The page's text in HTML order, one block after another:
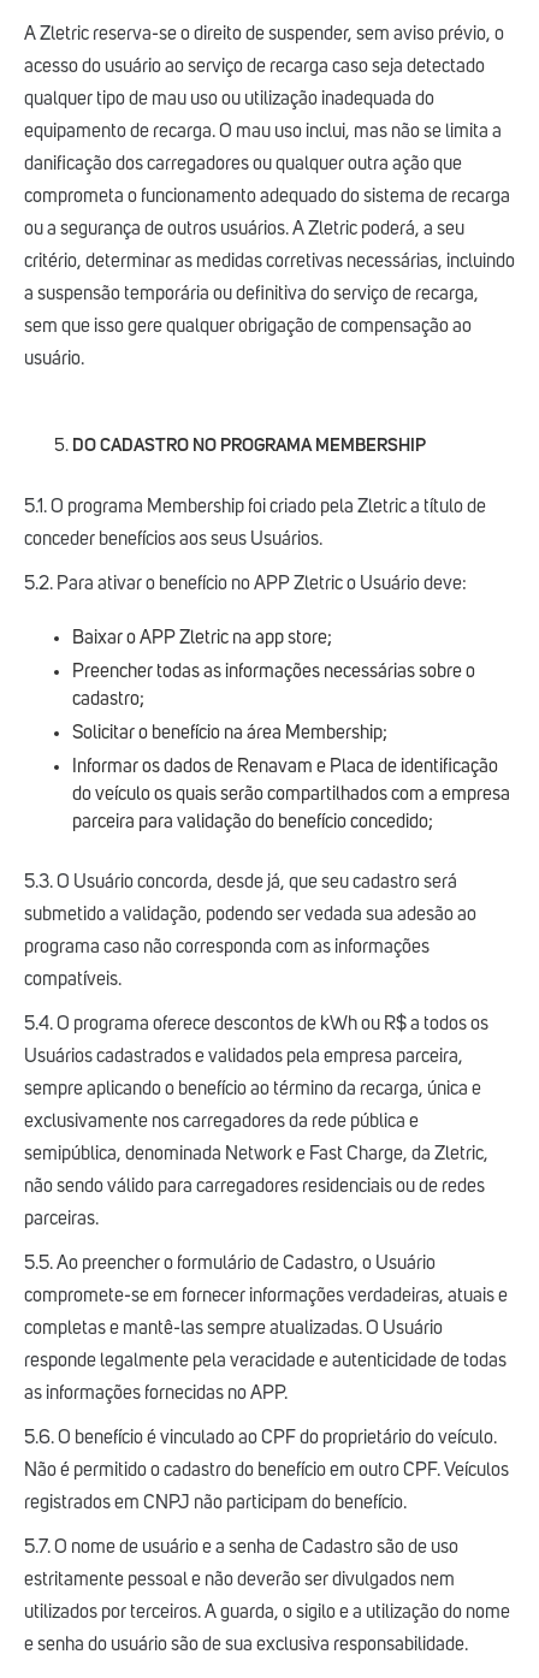
A Zletric reserva-se o direito de suspender, sem aviso prévio, o
acesso do usuário ao serviço de recarga caso seja detectado
qualquer tipo de mau uso ou utilização inadequada do
equipamento de recarga. O mau uso inclui, mas não se limita a
danificação dos carregadores ou qualquer outra ação que
comprometa o funcionamento adequado do sistema de recarga
ou a segurança de outros usuários. A Zletric poderá, a seu
critério, determinar as medidas corretivas necessárias, incluindo
a suspensão temporária ou definitiva do serviço de recarga,
sem que isso gere qualquer obrigação de compensação ao
usuário.
DO CADASTRO NO PROGRAMA MEMBERSHIP
5.1. O programa Membership foi criado pela Zletric a título de
conceder benefícios aos seus Usuários.
5.2. Para ativar o benefício no APP Zletric o Usuário deve:
Baixar o APP Zletric na app store;
Preencher todas as informações necessárias sobre o
cadastro;
Solicitar o benefício na área Membership;
Informar os dados de Renavam e Placa de identificação
do veículo os quais serão compartilhados com a empresa
parceira para validação do benefício concedido;
5.3. O Usuário concorda, desde já, que seu cadastro será
submetido a validação, podendo ser vedada sua adesão ao
programa caso não corresponda com as informações
compatíveis.
5.4. O programa oferece descontos de kWh ou R$ a todos os
Usuários cadastrados e validados pela empresa parceira,
sempre aplicando o benefício ao término da recarga, única e
exclusivamente nos carregadores da rede pública e
semipública, denominada Network e Fast Charge, da Zletric,
não sendo válido para carregadores residenciais ou de redes
parceiras.
5.5. Ao preencher o formulário de Cadastro, o Usuário
compromete-se em fornecer informações verdadeiras, atuais e
completas e mantê-las sempre atualizadas. O Usuário
responde legalmente pela veracidade e autenticidade de todas
as informações fornecidas no APP.
5.6. O benefício é vinculado ao CPF do proprietário do veículo.
Não é permitido o cadastro do benefício em outro CPF. Veículos
registrados em CNPJ não participam do benefício.
5.7. O nome de usuário e a senha de Cadastro são de uso
estritamente pessoal e não deverão ser divulgados nem
utilizados por terceiros. A guarda, o sigilo e a utilização do nome
e senha do usuário são de sua exclusiva responsabilidade.